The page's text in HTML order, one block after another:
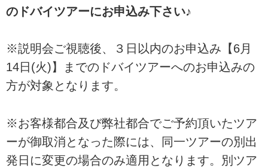
のドバイツアーにお申込み下さい♪
※説明会ご視聴後、３日以内のお申込み【6月
14日(火)】までのドバイツアーへのお申込みの
方が対象となります。
※お客様都合及び弊社都合でご予約頂いたツア
ーが御取消となった際には、同一ツアーの別出
発日に変更の場合のみ適用となります。別ツア